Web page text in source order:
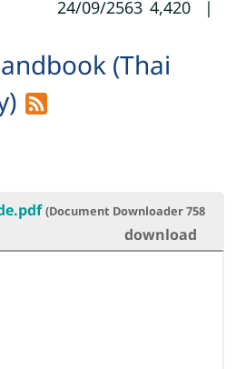
(Thai
24/09/2563 4,420 |
(Document Downloader758